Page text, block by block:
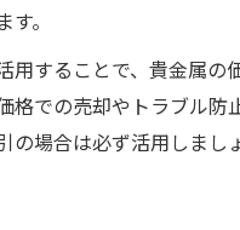
。
用することで、貴金属の
格での売却やトラブル防
の場合は必ず活用しまし